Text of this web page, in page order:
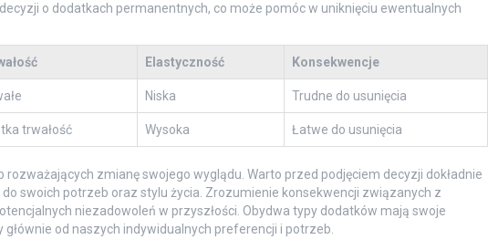
o dodatkach permanentnych, co może pomóc w uniknięciu ewentualnych
Elastyczność Konsekwencje
Niska Trudne do usunięcia
trwałość Wysoka Łatwe do usunięcia
zmianę swojego wyglądu. Warto przed podjęciem decyzji dokładnie
swoich potrzeb oraz stylu życia. Zrozumienie konsekwencji związanych z
niezadowoleń w przyszłości. Obydwa typy dodatków mają swoje
od naszych indywidualnych preferencji i potrzeb.